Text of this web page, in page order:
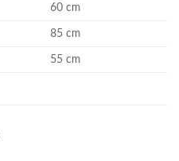
60 cm
85 cm
55 cm